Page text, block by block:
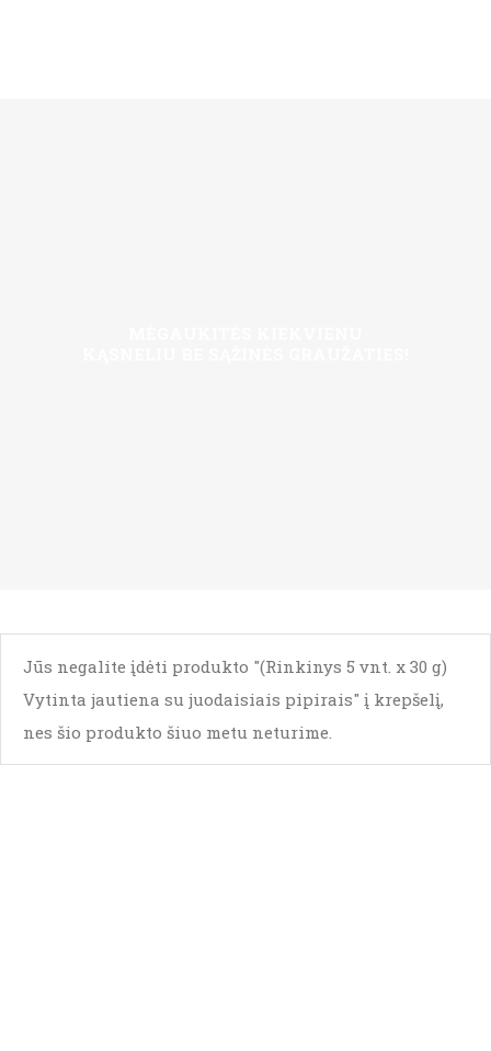
Jūs negalite įdėti produkto "(Rinkinys 5 vnt. x 30 g)
Vytinta jautiena su juodaisiais pipirais" į krepšelį,
nes šio produkto šiuo metu neturime.